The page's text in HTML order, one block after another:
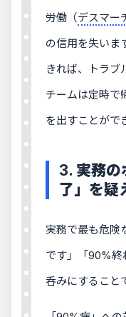
労働（デスマー
の信用を失いま
きれば、トラブ
チームは定時で
を出すことがで
3. 実務
了」を疑
実務で最も危険
です」「90%終
呑みにすること